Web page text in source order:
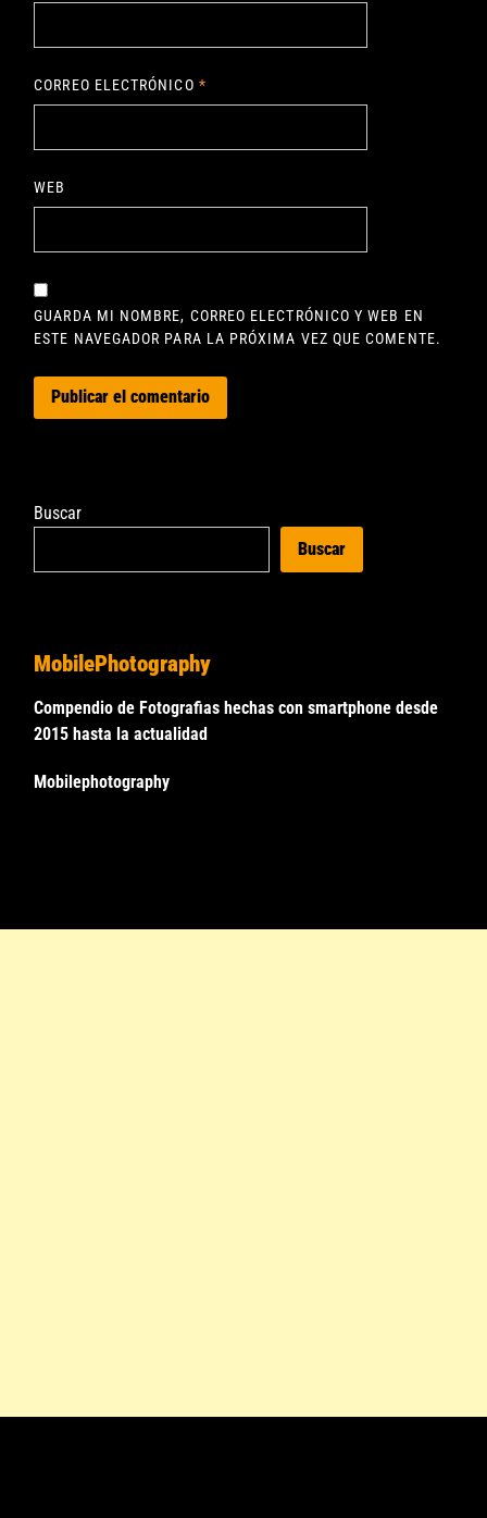
CORREO ELECTRÓNICO *
WEB
GUARDA MI NOMBRE, CORREO ELECTRÓNICO Y WEB EN
ESTE NAVEGADOR PARA LA PRÓXIMA VEZ QUE COMENTE.
Buscar
Buscar
MobilePhotography
Compendio de Fotografias hechas con smartphone desde
2015 hasta la actualidad
Mobilephotography